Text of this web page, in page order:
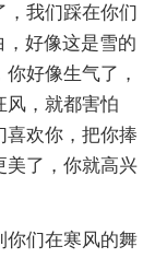
，我们踩在你们
，好像这是雪的
好像生气了，
风，就都害怕
喜欢你，把你捧
美了，你就高兴
你们在寒风的舞